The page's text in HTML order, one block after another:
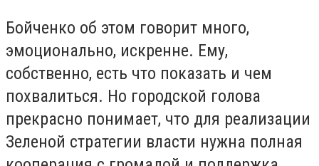
Бойченко об этом говорит много,
эмоционально, искренне. Ему,
собственно, есть что показать и чем
похвалиться. Но городской голова
прекрасно понимает, что для реализации
Зеленой стратегии власти нужна полная